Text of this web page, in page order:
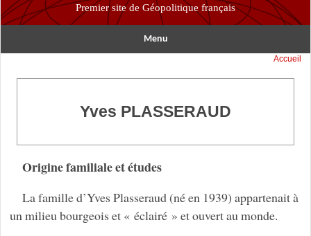
Premier site de Géopolitique français
Menu
Accueil
Yves PLASSERAUD
Origine familiale et études
La famille d’Yves Plasseraud (né en 1939) appartenait à
un milieu bourgeois et « éclairé » et ouvert au monde.